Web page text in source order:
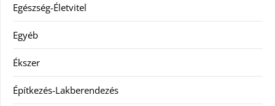
Egészség-Életvitel
Egyéb
Ékszer
Építkezés-Lakberendezés